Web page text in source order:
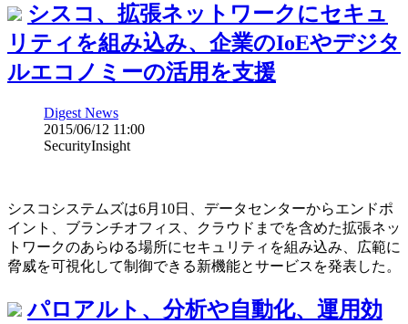
シスコ、拡張ネットワークにセキュ
リティを組み込み、企業のIoEやデジタ
ルエコノミーの活用を支援
Digest News
2015/06/12 11:00
SecurityInsight
シスコシステムズは6月10日、データセンターからエンドポ
イント、ブランチオフィス、クラウドまでを含めた拡張ネッ
トワークのあらゆる場所にセキュリティを組み込み、広範に
脅威を可視化して制御できる新機能とサービスを発表した。
パロアルト、分析や自動化、運用効